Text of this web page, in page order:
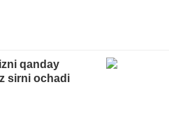
qanday
sirni ochadi